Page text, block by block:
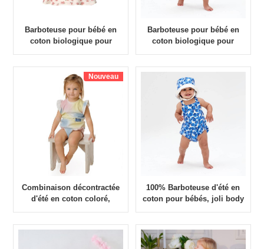
Barboteuse pour bébé en
coton biologique pour
été
Barboteuse pour bébé en
coton biologique pour
été
Nouveau
Combinaison décontractée
d'été en coton coloré,
barboteuse OEM pour
nouage
100% Barboteuse d'été en
coton pour bébés, joli body
pour bébés